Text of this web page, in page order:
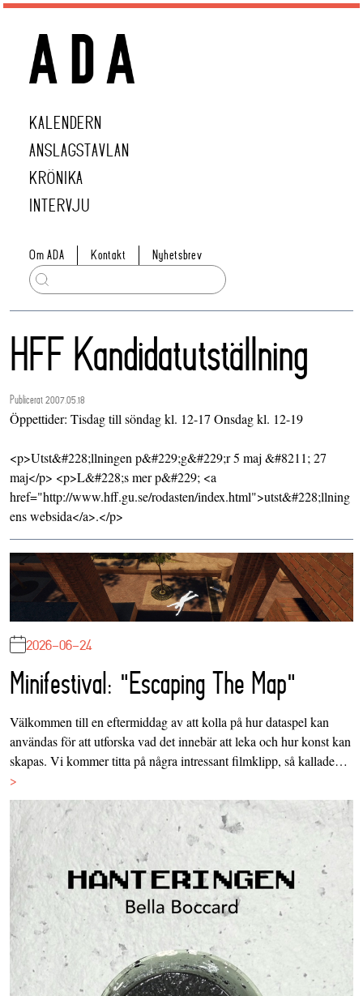
KALENDERN
ANSLAGSTAVLAN
KRÖNIKA
INTERVJU
Om ADA Kontakt Nyhetsbrev
HFF Kandidatutställning
Publicerat 2007.05.18
Öppettider: Tisdag till söndag kl. 12-17 Onsdag kl. 12-19
<p>Utst&#228;llningen p&#229;g&#229;r 5 maj &#8211; 27
maj</p> <p>L&#228;s mer p&#229; <a
href="http://www.hff.gu.se/rodasten/index.html">utst&#228;llning
ens websida</a>.</p>
2026-06-24
Minifestival: "Escaping The Map"
Välkommen till en eftermiddag av att kolla på hur dataspel kan
användas för att utforska vad det innebär att leka och hur konst kan
skapas. Vi kommer titta på några intressant filmklipp, så kallade…
>